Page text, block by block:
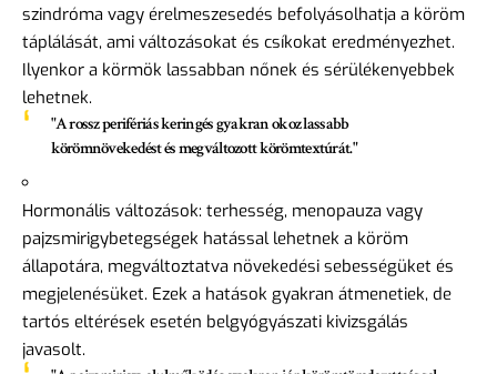
szindróma vagy érelmeszesedés befolyásolhatja a köröm
táplálását, ami változásokat és csíkokat eredményezhet.
Ilyenkor a körmök lassabban nőnek és sérülékenyebbek
lehetnek.
"A rossz perifériás keringés gyakran okoz lassabb
körömnövekedést és megváltozott körömtextúrát."
Hormonális változások: terhesség, menopauza vagy
pajzsmirigybetegségek hatással lehetnek a köröm
állapotára, megváltoztatva növekedési sebességüket és
megjelenésüket. Ezek a hatások gyakran átmenetiek, de
tartós eltérések esetén belgyógyászati kivizsgálás
javasolt.